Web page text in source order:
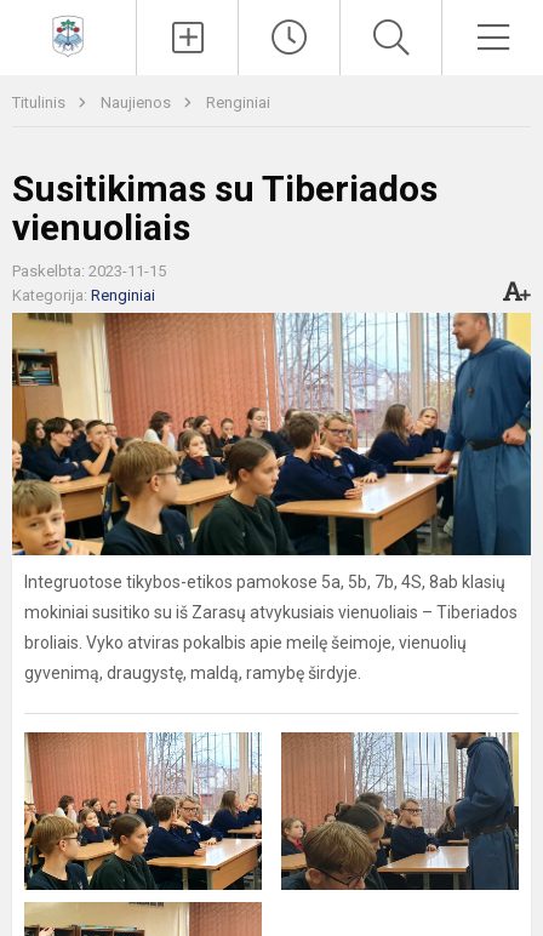
Titulinis Naujienos Renginiai
Susitikimas su Tiberiados
vienuoliais
Paskelbta: 2023-11-15
Kategorija: Renginiai
Integruotose tikybos-etikos pamokose 5a, 5b, 7b, 4S, 8ab klasių
mokiniai susitiko su iš Zarasų atvykusiais vienuoliais – Tiberiados
broliais. Vyko atviras pokalbis apie meilę šeimoje, vienuolių
gyvenimą, draugystę, maldą, ramybę širdyje.